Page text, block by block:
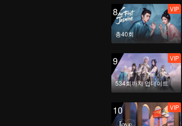
8
총40회
VIP
9
534회까지 업데이트
VIP
10 VIP